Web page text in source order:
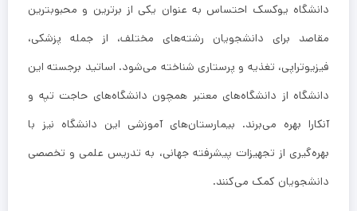
دانشگاه یوکسک احتساس به عنوان یکی از برترین و محبوبترین
مقاصد برای دانشجویان رشته‌های مختلف، از جمله پزشکی،
فیزیوتراپی، تغذیه و پرستاری شناخته می‌شود. اساتید برجسته این
دانشگاه از دانشگاه‌های معتبر همچون دانشگاه‌های حاجت تپه و
آنکارا بهره می‌برند. بیمارستان‌های آموزشی این دانشگاه نیز با
بهره‌گیری از تجهیزات پیشرفته جهانی، به تدریس علمی و تخصصی
دانشجویان کمک می‌کنند.